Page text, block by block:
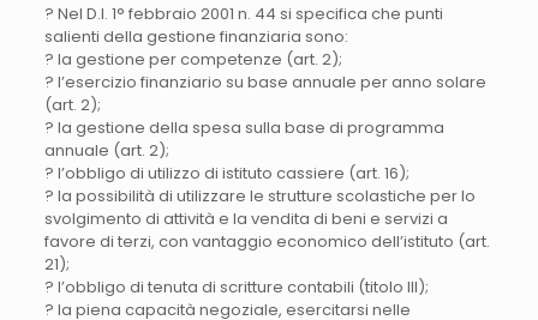
? Nel D.I. 1° febbraio 2001 n. 44 si specifica che punti
salienti della gestione finanziaria sono:
? la gestione per competenze (art. 2);
? l’esercizio finanziario su base annuale per anno solare
(art. 2);
? la gestione della spesa sulla base di programma
annuale (art. 2);
? l’obbligo di utilizzo di istituto cassiere (art. 16);
? la possibilità di utilizzare le strutture scolastiche per lo
svolgimento di attività e la vendita di beni e servizi a
favore di terzi, con vantaggio economico dell’istituto (art.
21);
? l’obbligo di tenuta di scritture contabili (titolo III);
? la piena capacità negoziale, esercitarsi nelle